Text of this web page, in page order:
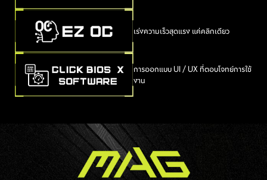
เร่งความเร็วสุดแรง แค่คลิกเดียว
การออกแบบ UI / UX ที่ตอบโจทย์การใช้
งาน